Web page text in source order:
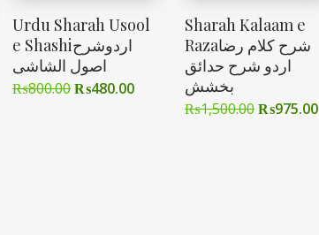
Urdu Sharah Usool
e Shashiاردوشرح
اصول الشاشی
₨800.00₨480.00
Sharah Kalaam e
Razaشرح کلام رضا
اردو شرح حدائق
بخشش
₨1,500.00₨975.00